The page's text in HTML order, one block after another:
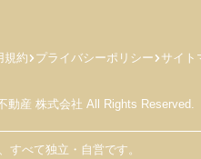
規約 プライバシーポリシー サイト
産 株式会社 All Rights Reserved.
すべて独立・自営です。